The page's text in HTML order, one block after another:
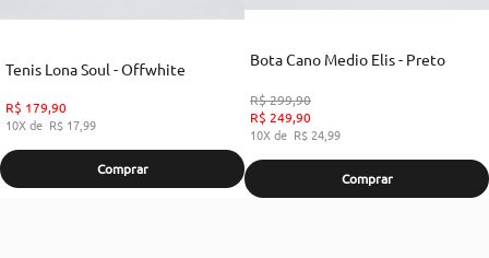
Tenis Lona Soul - Offwhite
R$ 179,90
10
R$ 17,99
Comprar
Bota Cano Medio Elis - Preto
R$299,90
R$ 249,90
10
R$ 24,99
Comprar